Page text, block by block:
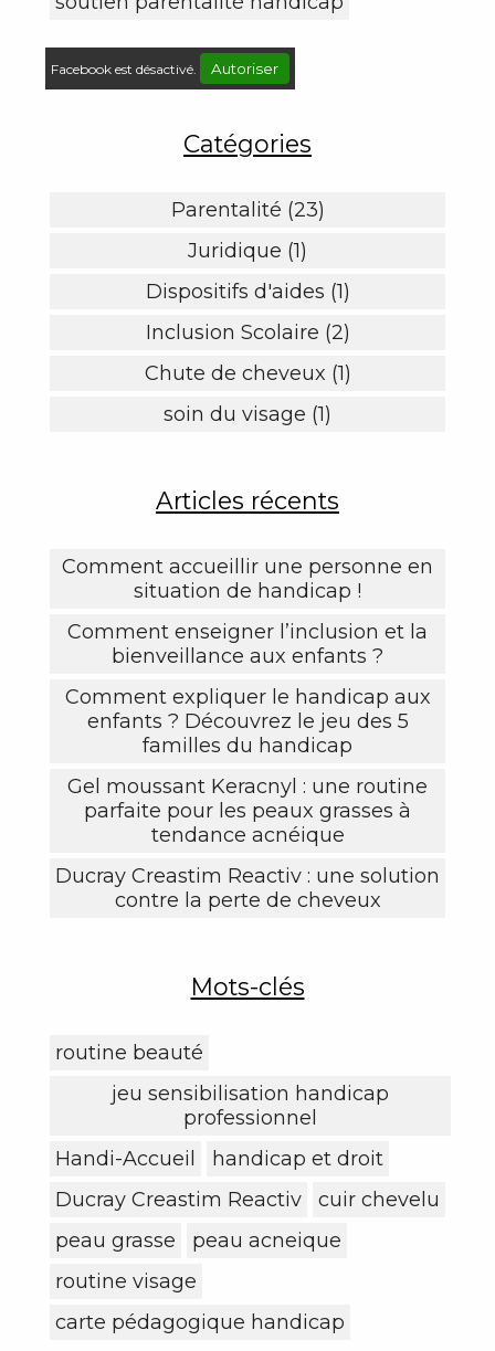
Facebook est désactivé. Autoriser
Catégories
Parentalité (23)
Juridique (1)
Dispositifs d'aides (1)
Inclusion Scolaire (2)
Chute de cheveux (1)
soin du visage (1)
Articles récents
Comment accueillir une personne en
situation de handicap !
Comment enseigner l’inclusion et la
bienveillance aux enfants ?
Comment expliquer le handicap aux
enfants ? Découvrez le jeu des 5
familles du handicap
Gel moussant Keracnyl : une routine
parfaite pour les peaux grasses à
tendance acnéique
Ducray Creastim Reactiv : une solution
contre la perte de cheveux
Mots-clés
routine beauté
jeu sensibilisation handicap
professionnel
Handi-Accueil
handicap et droit
Ducray Creastim Reactiv
cuir chevelu
peau grasse
peau acneique
routine visage
carte pédagogique handicap